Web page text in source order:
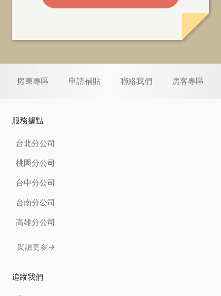
房東專區 申請補貼 聯絡我們 房客專區
服務據點
台北分公司
桃園分公司
台中分公司
台南分公司
高雄分公司
閱讀更多
追蹤我們